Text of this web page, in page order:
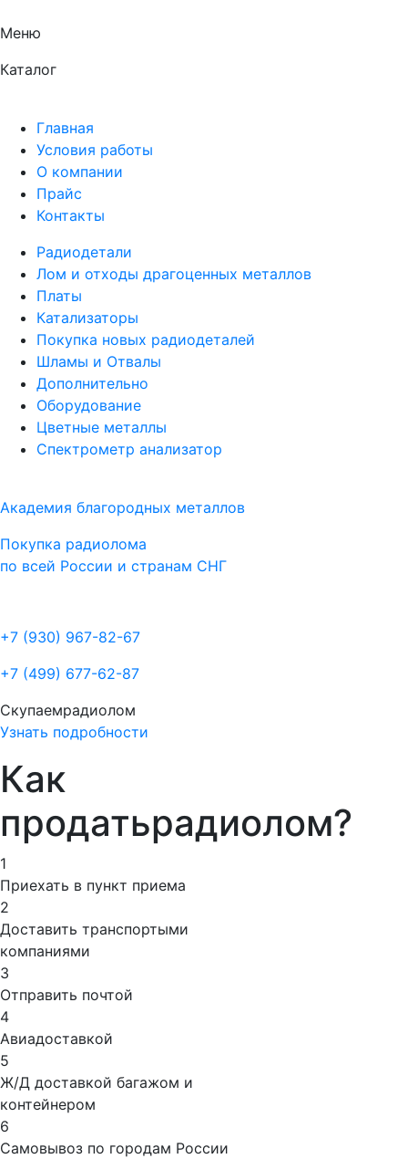
Меню
Каталог
Главная
Условия работы
О компании
Прайс
Контакты
Радиодетали
Лом и отходы драгоценных металлов
Платы
Катализаторы
Покупка новых радиодеталей
Шламы и Отвалы
Дополнительно
Оборудование
Цветные металлы
Спектрометр анализатор
Академия благородных металлов
Покупка радиолома
по всей России и странам СНГ
+7 (930) 967-82-67
+7 (499) 677-62-87
Скупаемрадиолом
Узнать подробности
Как
продатьрадиолом?
1
Приехать в пункт приема
2
Доставить транспортыми
компаниями
3
Отправить почтой
4
Авиадоставкой
5
Ж/Д доставкой багажом и
контейнером
6
Самовывоз по городам России